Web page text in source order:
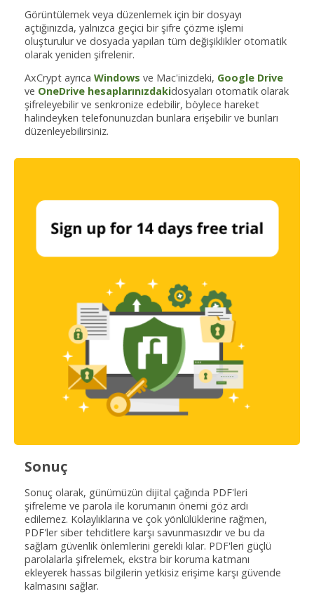
Görüntülemek veya düzenlemek için bir dosyayı
açtığınızda, yalnızca geçici bir şifre çözme işlemi
oluşturulur ve dosyada yapılan tüm değişiklikler otomatik
olarak yeniden şifrelenir.
AxCrypt ayrıca Windows ve Mac'inizdeki, Google Drive
ve OneDrive hesaplarınızdakidosyaları otomatik olarak
şifreleyebilir ve senkronize edebilir, böylece hareket
halindeyken telefonunuzdan bunlara erişebilir ve bunları
düzenleyebilirsiniz.
Sonuç
Sonuç olarak, günümüzün dijital çağında PDF'leri
şifreleme ve parola ile korumanın önemi göz ardı
edilemez. Kolaylıklarına ve çok yönlülüklerine rağmen,
PDF'ler siber tehditlere karşı savunmasızdır ve bu da
sağlam güvenlik önlemlerini gerekli kılar. PDF'leri güçlü
parolalarla şifrelemek, ekstra bir koruma katmanı
ekleyerek hassas bilgilerin yetkisiz erişime karşı güvende
kalmasını sağlar.